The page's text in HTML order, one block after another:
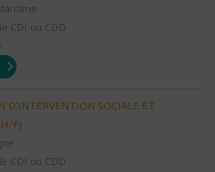
CDI ou CDD
D’INTERVENTION SOCIALE ET
F)
CDI ou CDD